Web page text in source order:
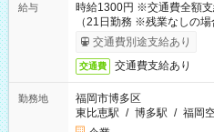
給与
時給1300円 ※交通費全額
（21日勤務 ※残業なしの場
交通費別途支給あり
交通費 交通費支給あり
勤務地
福岡市博多区
東比恵駅 / 博多駅 / 福岡